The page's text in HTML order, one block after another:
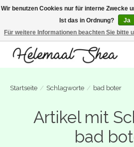
SUMMER BREAK! Wij zijn gesloten van 27 juli
wel mogelijk. Alle bestellingen worden vanaf 17
genomen.
Startseite / Schlagworte / bad boter
Artikel mit
bad
Wir benutzen Cookies nur für interne Zwecke
Ist das in Ordnung?
Ja
Für weitere Informationen beachten Sie bitte